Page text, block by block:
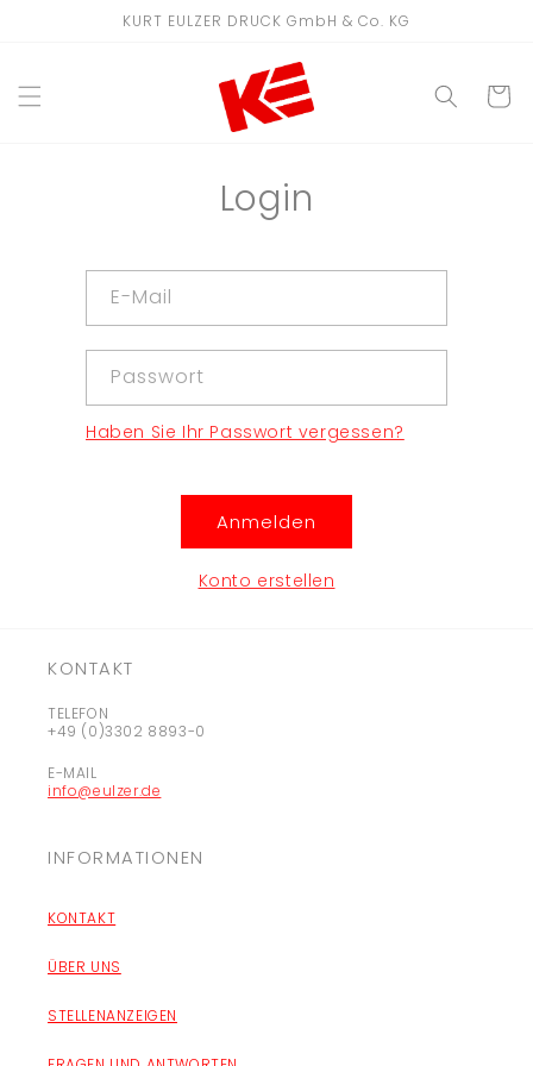
KURT EULZER DRUCK GmbH & Co. KG
Login
E-Mail
Passwort
Haben Sie Ihr Passwort vergessen?
Anmelden
Konto erstellen
KONTAKT
TELEFON
+49 (0)3302 8893-0
E-MAIL
info@eulzer.de
INFORMATIONEN
KONTAKT
ÜBER UNS
STELLENANZEIGEN